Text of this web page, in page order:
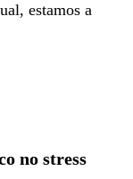
estamos a
no stress